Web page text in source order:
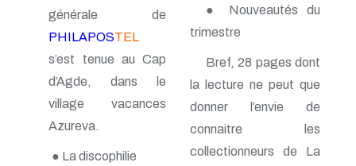
n° 63 - Avril 1996
n° 61 - Octobre 1995
n° 60 - Juillet 1995
n° 58 - Janvier 1995
n° 57 - Octobre 1994
n° 54 - Janvier 1994
générale de
PHILAPOSTEL
s’est tenue au Cap
d’Agde, dans le
village vacances
Azureva.
● La discophilie
● Nouveautés du
trimestre
Bref, 28 pages dont
la lecture ne peut que
donner l’envie de
connaitre les
collectionneurs de La